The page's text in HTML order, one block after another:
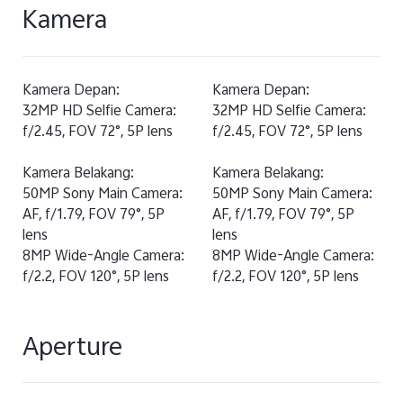
Kamera
Kamera Depan:
32MP HD Selfie Camera:
f/2.45, FOV 72°, 5P lens
Kamera Belakang:
50MP Sony Main Camera:
AF, f/1.79, FOV 79°, 5P
lens
8MP Wide-Angle Camera:
f/2.2, FOV 120°, 5P lens
Kamera Depan:
32MP HD Selfie Camera:
f/2.45, FOV 72°, 5P lens
Kamera Belakang:
50MP Sony Main Camera:
AF, f/1.79, FOV 79°, 5P
lens
8MP Wide-Angle Camera:
f/2.2, FOV 120°, 5P lens
Aperture